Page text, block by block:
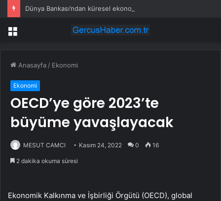
Dünya Bankası’ndan küresel ekonomik kriz uyarısı
Menü
Anasayfa / Ekonomi
Ekonomi
OECD’ye göre 2023’te
büyüme yavaşlayacak
MESUT CAMCI Kasım 24, 2022 0 16
2 dakika okuma süresi
Ekonomik Kalkınma ve İşbirliği Örgütü (OECD), global